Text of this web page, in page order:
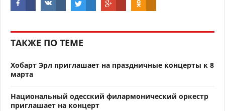
ТАКЖЕ ПО ТЕМЕ
Хобарт Эрл приглашает на праздничные концерты к 8
марта
Национальный одесский филармонический оркестр
приглашает на концерт